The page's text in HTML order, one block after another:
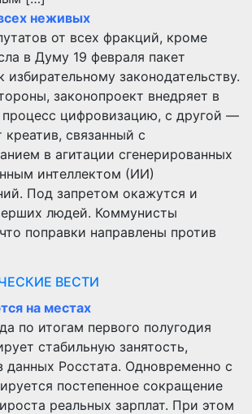
неживых
от всех фракций, кроме
в Думу 19 февраля пакет
избирательному законодательству.
законопроект внедряет в
цифровизацию, с другой —
креатив, связанный с
в агитации сгенерированных
интеллектом (ИИ)
Под запретом окажутся и
людей. Коммунисты
поправки направлены против
ВЕСТИ
на местах
по итогам первого полугодия
стабильную занятость,
данных Росстата. Одновременно с
постепенное сокращение
реальных зарплат. При этом